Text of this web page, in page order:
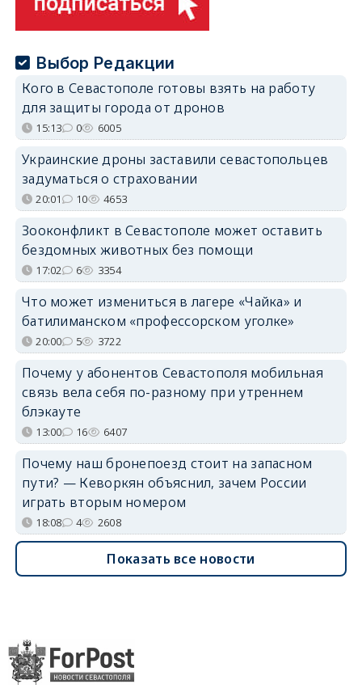
Выбор Редакции
Кого в Севастополе готовы взять на работу
для защиты города от дронов
15:13 0 6005
Украинские дроны заставили севастопольцев
задуматься о страховании
20:01 10 4653
Зооконфликт в Севастополе может оставить
бездомных животных без помощи
17:02 6 3354
Что может измениться в лагере «Чайка» и
батилиманском «профессорском уголке»
20:00 5 3722
Почему у абонентов Севастополя мобильная
связь вела себя по-разному при утреннем
блэкауте
13:00 16 6407
Почему наш бронепоезд стоит на запасном
пути? — Кеворкян объяснил, зачем России
играть вторым номером
18:08 4 2608
Показать все новости